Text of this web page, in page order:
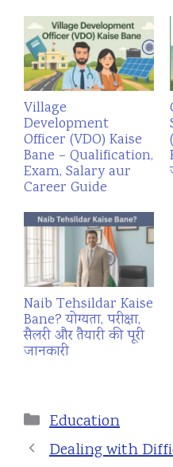
Village
Development
Officer (VDO) Kaise
Bane – Qualification,
Exam, Salary aur
Career Guide
Naib Tehsildar Kaise
Bane? योग्यता, परीक्षा,
सैलरी और तैयारी की पूरी
जानकारी
Categories
Education
Dealing with